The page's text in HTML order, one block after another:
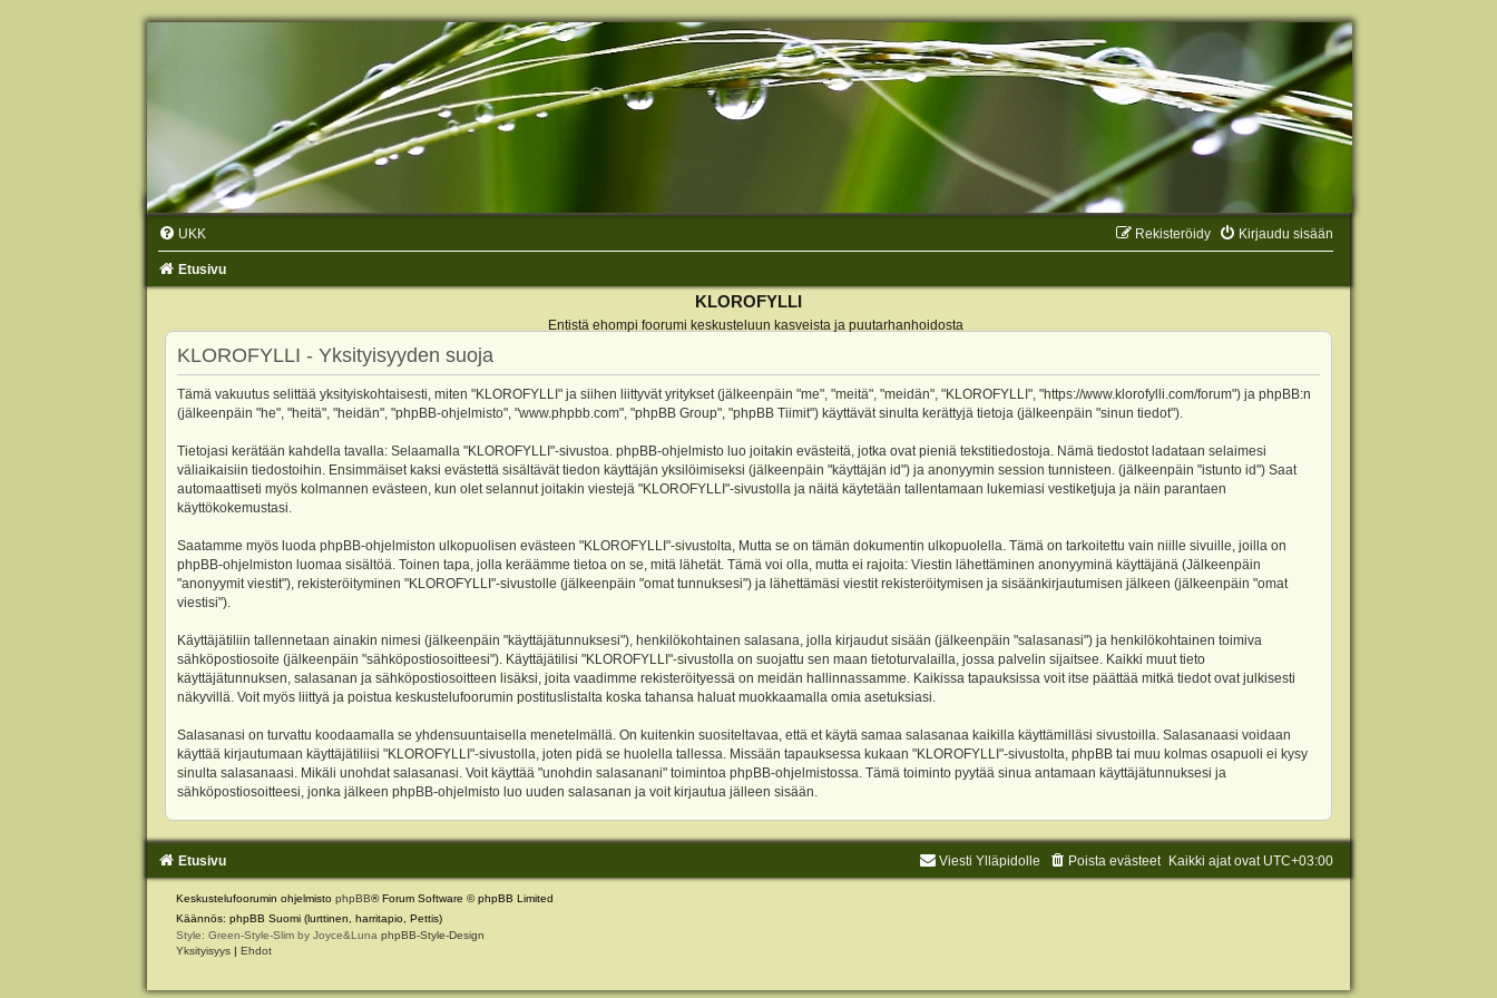
UKK Kirjaudu sisään
Rekisteröidy
Etusivu
KLOROFYLLI
Entistä ehompi foorumi keskusteluun kasveista ja puutarhanhoidosta
KLOROFYLLI - Yksityisyyden suoja
Tämä vakuutus selittää yksityiskohtaisesti, miten "KLOROFYLLI" ja siihen liittyvät yritykset (jälkeenpäin "me", "meitä", "meidän", "KLOROFYLLI", "https://www.klorofylli.com/forum") ja phpBB:n
(jälkeenpäin "he", "heitä", "heidän", "phpBB-ohjelmisto", "www.phpbb.com", "phpBB Group", "phpBB Tiimit") käyttävät sinulta kerättyjä tietoja (jälkeenpäin "sinun tiedot").
Tietojasi kerätään kahdella tavalla: Selaamalla "KLOROFYLLI"-sivustoa. phpBB-ohjelmisto luo joitakin evästeitä, jotka ovat pieniä tekstitiedostoja. Nämä tiedostot ladataan selaimesi
väliaikaisiin tiedostoihin. Ensimmäiset kaksi evästettä sisältävät tiedon käyttäjän yksilöimiseksi (jälkeenpäin "käyttäjän id") ja anonyymin session tunnisteen. (jälkeenpäin "istunto id") Saat
automaattiseti myös kolmannen evästeen, kun olet selannut joitakin viestejä "KLOROFYLLI"-sivustolla ja näitä käytetään tallentamaan lukemiasi vestiketjuja ja näin parantaen
käyttökokemustasi.
Saatamme myös luoda phpBB-ohjelmiston ulkopuolisen evästeen "KLOROFYLLI"-sivustolta, Mutta se on tämän dokumentin ulkopuolella. Tämä on tarkoitettu vain niille sivuille, joilla on
phpBB-ohjelmiston luomaa sisältöä. Toinen tapa, jolla keräämme tietoa on se, mitä lähetät. Tämä voi olla, mutta ei rajoita: Viestin lähettäminen anonyyminä käyttäjänä (Jälkeenpäin
"anonyymit viestit"), rekisteröityminen "KLOROFYLLI"-sivustolle (jälkeenpäin "omat tunnuksesi") ja lähettämäsi viestit rekisteröitymisen ja sisäänkirjautumisen jälkeen (jälkeenpäin "omat
viestisi").
Käyttäjätiliin tallennetaan ainakin nimesi (jälkeenpäin "käyttäjätunnuksesi"), henkilökohtainen salasana, jolla kirjaudut sisään (jälkeenpäin "salasanasi") ja henkilökohtainen toimiva
sähköpostiosoite (jälkeenpäin "sähköpostiosoitteesi"). Käyttäjätilisi "KLOROFYLLI"-sivustolla on suojattu sen maan tietoturvalailla, jossa palvelin sijaitsee. Kaikki muut tieto
käyttäjätunnuksen, salasanan ja sähköpostiosoitteen lisäksi, joita vaadimme rekisteröityessä on meidän hallinnassamme. Kaikissa tapauksissa voit itse päättää mitkä tiedot ovat julkisesti
näkyvillä. Voit myös liittyä ja poistua keskustelufoorumin postituslistalta koska tahansa haluat muokkaamalla omia asetuksiasi.
Salasanasi on turvattu koodaamalla se yhdensuuntaisella menetelmällä. On kuitenkin suositeltavaa, että et käytä samaa salasanaa kaikilla käyttämilläsi sivustoilla. Salasanaasi voidaan
käyttää kirjautumaan käyttäjätiliisi "KLOROFYLLI"-sivustolla, joten pidä se huolella tallessa. Missään tapauksessa kukaan "KLOROFYLLI"-sivustolta, phpBB tai muu kolmas osapuoli ei kysy
sinulta salasanaasi. Mikäli unohdat salasanasi. Voit käyttää "unohdin salasanani" toimintoa phpBB-ohjelmistossa. Tämä toiminto pyytää sinua antamaan käyttäjätunnuksesi ja
sähköpostiosoitteesi, jonka jälkeen phpBB-ohjelmisto luo uuden salasanan ja voit kirjautua jälleen sisään.
Etusivu Kaikki ajat ovat UTC+03:00
Poista evästeet
Viesti Ylläpidolle
Keskustelufoorumin ohjelmisto phpBB® Forum Software © phpBB Limited
Käännös: phpBB Suomi (lurttinen, harritapio, Pettis)
Style: Green-Style-Slim by Joyce&Luna phpBB-Style-Design
Yksityisyys | Ehdot